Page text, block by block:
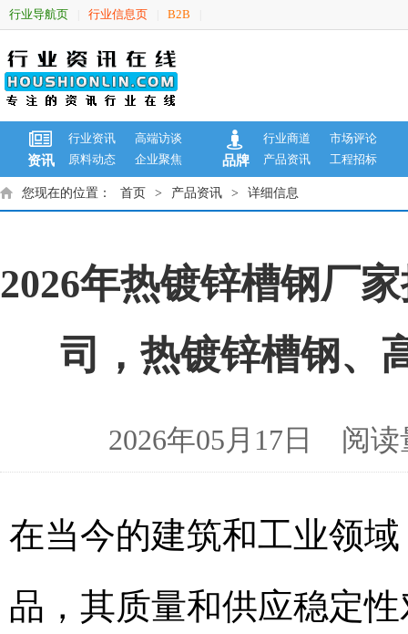
行业导航页 行业信息页 B2B
资讯
行业资讯
高端访谈
原料动态
企业聚焦 品牌
行业商道
市场评论
产品资讯
工程招标
您现在的位置： 首页 > 产品资讯 > 详细信息
2026年热镀锌槽钢厂
司，热镀锌槽钢、
2026年05月17日 阅
在当今的建筑和工业领
品，其质量和供应稳定